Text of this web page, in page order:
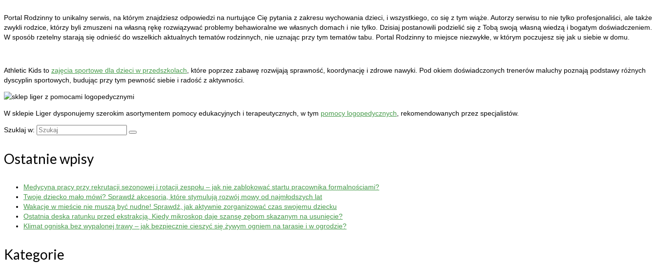
Portal Rodzinny to unikalny serwis, na którym znajdziesz odpowiedzi na nurtujące Cię pytania z zakresu wychowania dzieci, i wszystkiego, co się z tym wiąże. Autorzy serwisu to nie tylko profesjonaliści, ale także
zwykli rodzice, którzy byli zmuszeni na własną rękę rozwiązywać problemy behawioralne we własnych domach i nie tylko. Dzisiaj postanowili podzielić się z Tobą swoją własną wiedzą i bogatym doświadczeniem.
W sposób rzetelny starają się odnieść do wszelkich aktualnych tematów rodzinnych, nie uznając przy tym tematów tabu. Portal Rodzinny to miejsce niezwykłe, w którym poczujesz się jak u siebie w domu.
Athletic Kids to zajęcia sportowe dla dzieci w przedszkolach , które poprzez zabawę rozwijają sprawność, koordynację i zdrowe nawyki. Pod okiem doświadczonych trenerów maluchy poznają podstawy różnych
dyscyplin sportowych, budując przy tym pewność siebie i radość z aktywności.
W sklepie Liger dysponujemy szerokim asortymentem pomocy edukacyjnych i terapeutycznych, w tym pomocy logopedycznych , rekomendowanych przez specjalistów.
Szuklaj w:
Ostatnie wpisy
Medycyna pracy przy rekrutacji sezonowej i rotacji zespołu – jak nie zablokować startu pracownika formalnościami?
Twoje dziecko mało mówi? Sprawdź akcesoria, które stymulują rozwój mowy od najmłodszych lat
Wakacje w mieście nie muszą być nudne! Sprawdź, jak aktywnie zorganizować czas swojemu dziecku
Ostatnia deska ratunku przed ekstrakcją. Kiedy mikroskop daje szansę zębom skazanym na usunięcie?
Klimat ogniska bez wypalonej trawy – jak bezpiecznie cieszyć się żywym ogniem na tarasie i w ogrodzie?
Kategorie